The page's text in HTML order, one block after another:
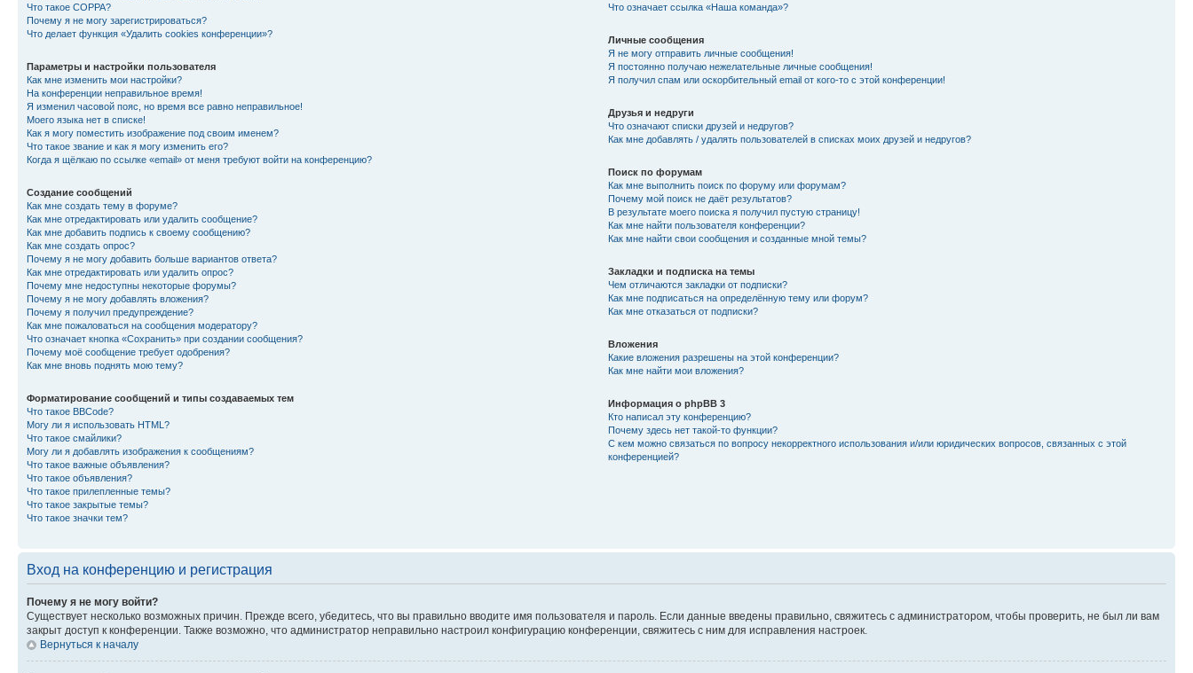
Что такое COPPA?
Почему я не могу зарегистрироваться?
Что делает функция «Удалить cookies конференции»?
Параметры и настройки пользователя
Как мне изменить мои настройки?
На конференции неправильное время!
Я изменил часовой пояс, но время все равно неправильное!
Моего языка нет в списке!
Как я могу поместить изображение под своим именем?
Что такое звание и как я могу изменить его?
Когда я щёлкаю по ссылке «email» от меня требуют войти на конференцию?
Создание сообщений
Как мне создать тему в форуме?
Как мне отредактировать или удалить сообщение?
Как мне добавить подпись к своему сообщению?
Как мне создать опрос?
Почему я не могу добавить больше вариантов ответа?
Как мне отредактировать или удалить опрос?
Почему мне недоступны некоторые форумы?
Почему я не могу добавлять вложения?
Почему я получил предупреждение?
Как мне пожаловаться на сообщения модератору?
Что означает кнопка «Сохранить» при создании сообщения?
Почему моё сообщение требует одобрения?
Как мне вновь поднять мою тему?
Форматирование сообщений и типы создаваемых тем
Что такое BBCode?
Могу ли я использовать HTML?
Что такое смайлики?
Могу ли я добавлять изображения к сообщениям?
Что такое важные объявления?
Что такое объявления?
Что такое прилепленные темы?
Что такое закрытые темы?
Что такое значки тем?
Что означает ссылка «Наша команда»?
Личные сообщения
Я не могу отправить личные сообщения!
Я постоянно получаю нежелательные личные сообщения!
Я получил спам или оскорбительный email от кого-то с этой конференции!
Друзья и недруги
Что означают списки друзей и недругов?
Как мне добавлять / удалять пользователей в списках моих друзей и недругов?
Поиск по форумам
Как мне выполнить поиск по форуму или форумам?
Почему мой поиск не даёт результатов?
В результате моего поиска я получил пустую страницу!
Как мне найти пользователя конференции?
Как мне найти свои сообщения и созданные мной темы?
Закладки и подписка на темы
Чем отличаются закладки от подписки?
Как мне подписаться на определённую тему или форум?
Как мне отказаться от подписки?
Вложения
Какие вложения разрешены на этой конференции?
Как мне найти мои вложения?
Информация о phpBB 3
Кто написал эту конференцию?
Почему здесь нет такой-то функции?
С кем можно связаться по вопросу некорректного использования и/или юридических вопросов, связанных с этой
конференцией?
Вход на конференцию и регистрация
Почему я не могу войти?
Существует несколько возможных причин. Прежде всего, убедитесь, что вы правильно вводите имя пользователя и пароль. Если данные введены правильно, свяжитесь с администратором, чтобы проверить, не был ли вам
закрыт доступ к конференции. Также возможно, что администратор неправильно настроил конфигурацию конференции, свяжитесь с ним для исправления настроек.
Вернуться к началу